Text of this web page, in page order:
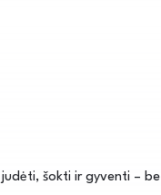
šokti ir gyventi – be